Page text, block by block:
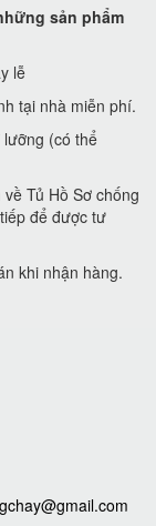
sản phẩm
lễ
tại nhà miễn phí.
(có thể
Tủ Hồ Sơ chống
để được tư
khi nhận hàng.